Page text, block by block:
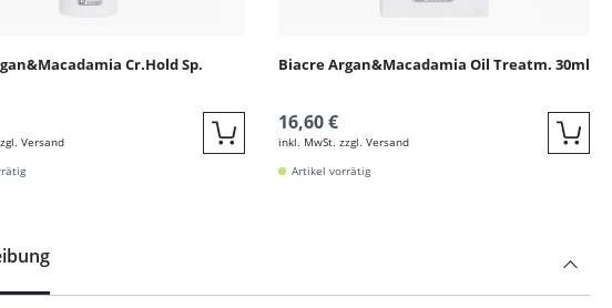
Cr.Hold Sp.
Versand Quickbuy
Biacre Argan&Macadamia Oil Treatm. 30ml
16,60 €
inkl. MwSt. zzgl. Versand
Artikel vorrätig